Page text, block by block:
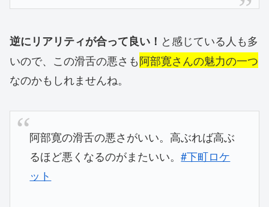
逆にリアリティが合って良い！ と感じている人も多
いので、この滑舌の悪さも阿部寛さんの魅力の一つ
なのかもしれませんね。
阿部寛の滑舌の悪さがいい。高ぶれば高ぶ
るほど悪くなるのがまたいい。#下町ロケ
ット